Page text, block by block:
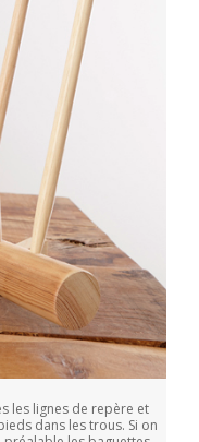
les lignes de repère et
dans les trous. Si on